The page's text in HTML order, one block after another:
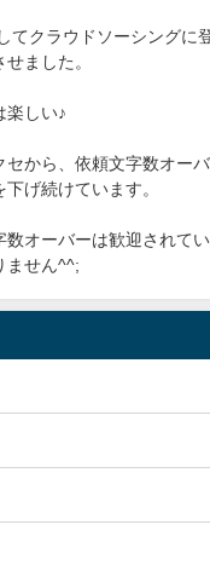
てクラウドソーシングに
ました。
楽しい♪
セから、依頼文字数オー
げ続けています。
数オーバーは歓迎されて
ません^^;